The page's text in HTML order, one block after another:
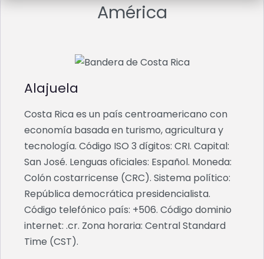
América
Alajuela
Costa Rica es un país centroamericano con
economía basada en turismo, agricultura y
tecnología. Código ISO 3 dígitos: CRI. Capital:
San José. Lenguas oficiales: Español. Moneda:
Colón costarricense (CRC). Sistema político:
República democrática presidencialista.
Código telefónico país: +506. Código dominio
internet: .cr. Zona horaria: Central Standard
Time (CST).